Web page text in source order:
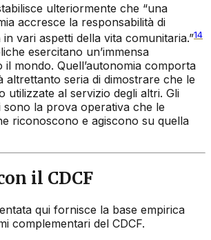
ulteriormente che “una
accresce la responsabilità di
vari aspetti della vita comunitaria.”14
esercitano un’immensa
mondo. Quell’autonomia comporta
altrettanto seria di dimostrare che le
utilizzate al servizio degli altri. Gli
sono la prova operativa che le
riconoscono e agiscono su quella
il CDCF
qui fornisce la base empirica
complementari del CDCF.